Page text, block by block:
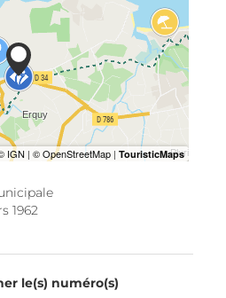
1962
le(s) numéro(s)